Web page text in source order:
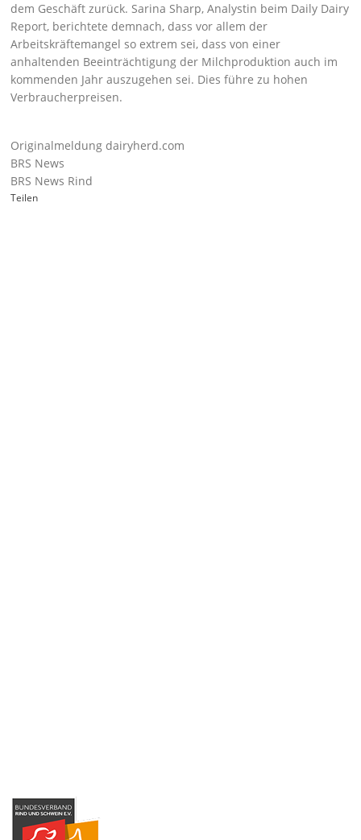
dem Geschäft zurück. Sarina Sharp, Analystin beim Daily Dairy
Report, berichtete demnach, dass vor allem der
Arbeitskräftemangel so extrem sei, dass von einer
anhaltenden Beeinträchtigung der Milchproduktion auch im
kommenden Jahr auszugehen sei. Dies führe zu hohen
Verbraucherpreisen.
Originalmeldung dairyherd.com
BRS News
BRS News Rind
Teilen